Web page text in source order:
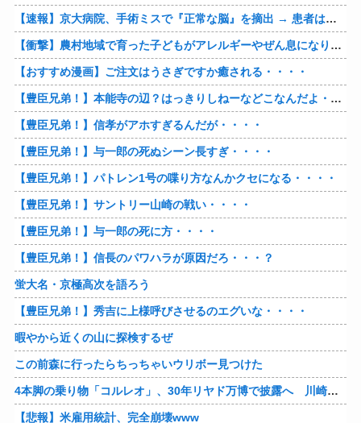
【速報】京大病院、手術ミスで『正常な脳』を摘出 → 患者は自発呼吸不可能な植物状態に
【衝撃】農村地域で育った子どもがアレルギーやぜん息になりにくい『農場効果』を引き起こす細菌が判明
【おすすめ漫画】ご注文はうさぎですか癒される・・・・
【豊臣兄弟！】本能寺の辺？はっきりしねーなどこなんだよ・・・・
【豊臣兄弟！】信孝がアホすぎるんだが・・・・
【豊臣兄弟！】与一郎の死ぬシーン長すぎ・・・・
【豊臣兄弟！】パトレン1号の喋り方なんかクセになる・・・・
【豊臣兄弟！】サントリー山崎の戦い・・・・
【豊臣兄弟！】与一郎の死に方・・・・
【豊臣兄弟！】信長のパワハラが原因だろ・・・？
蛍大名・京極高次を語ろう
【豊臣兄弟！】秀吉に上様呼びさせるのエグいな・・・・
暇やから近くの山に探検するぜ
この前森に行ったらちっちゃいウリボー見つけた
4本脚の乗り物「コルレオ」、30年リヤド万博で披露へ 川崎重工が35年発売目指す
【悲報】米雇用統計、完全崩壊www